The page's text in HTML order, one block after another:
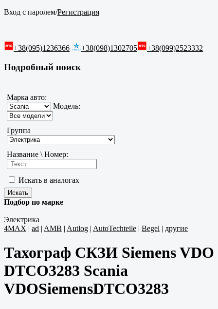
Вход с паролем/Регистрация
+38(095)1236366 +38(098)1302705 +38(099)2523332
Подробный поиск
Марка авто:
Модель:
Группа
Название \ Номер:
Искать в аналогах
Подбор по марке
Электрика
4MAX | ad | AMB | Autlog | AutoTechteile | Begel | другие
Тахограф СКЗИ Siemens VDO
DTCO3283 Scania
VDOSiemensDTCO3283